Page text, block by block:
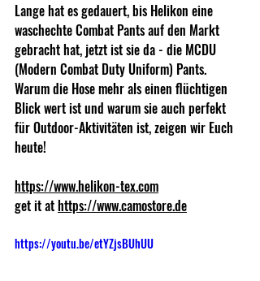
Lange hat es gedauert, bis Helikon eine
waschechte Combat Pants auf den Markt
gebracht hat, jetzt ist sie da - die MCDU
(Modern Combat Duty Uniform) Pants.
Warum die Hose mehr als einen flüchtigen
Blick wert ist und warum sie auch perfekt
für Outdoor-Aktivitäten ist, zeigen wir Euch
heute!
https://www.helikon-tex.com
get it at https://www.camostore.de
https://youtu.be/etYZjsBUhUU